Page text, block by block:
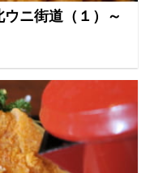
ニ街道（１）～